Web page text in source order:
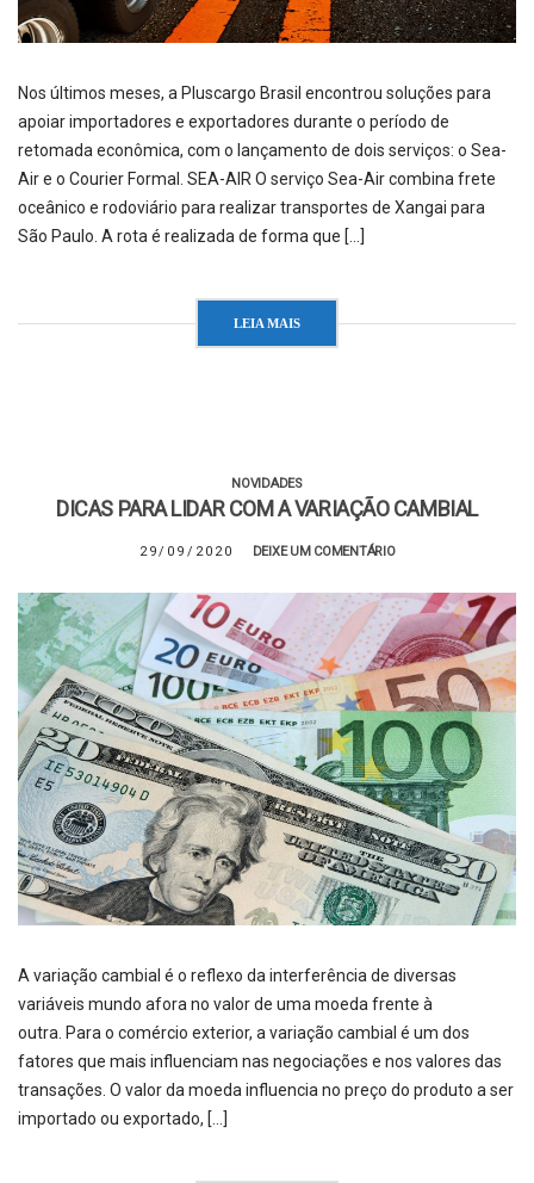
Nos últimos meses, a Pluscargo Brasil encontrou soluções para
apoiar importadores e exportadores durante o período de
retomada econômica, com o lançamento de dois serviços: o Sea-
Air e o Courier Formal. SEA-AIR O serviço Sea-Air combina frete
oceânico e rodoviário para realizar transportes de Xangai para
São Paulo. A rota é realizada de forma que […]
LEIA MAIS
NOVIDADES
DICAS PARA LIDAR COM A VARIAÇÃO CAMBIAL
29/09/2020 DEIXE UM COMENTÁRIO
A variação cambial é o reflexo da interferência de diversas
variáveis mundo afora no valor de uma moeda frente à
outra. Para o comércio exterior, a variação cambial é um dos
fatores que mais influenciam nas negociações e nos valores das
transações. O valor da moeda influencia no preço do produto a ser
importado ou exportado, […]